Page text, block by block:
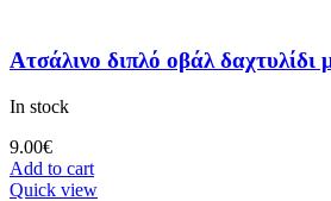
Ατσάλινο διπλό οβάλ δαχτυλίδι
In stock
9.00€
Add to cart
Quick view